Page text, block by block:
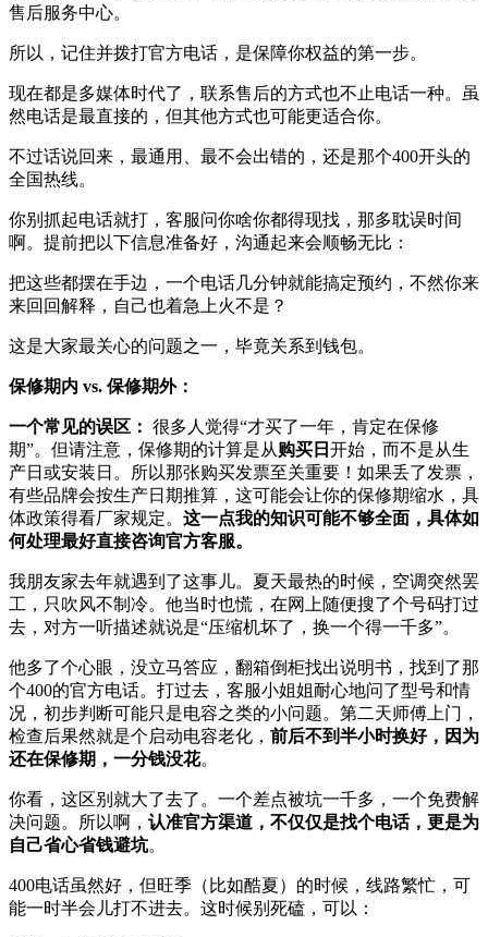
售后服务中心。
所以，记住并拨打官方电话，是保障你权益的第一步。
现在都是多媒体时代了，联系售后的方式也不止电话一种。虽
然电话是最直接的，但其他方式也可能更适合你。
不过话说回来，最通用、最不会出错的，还是那个400开头的
全国热线。
你别抓起电话就打，客服问你啥你都得现找，那多耽误时间
啊。提前把以下信息准备好，沟通起来会顺畅无比：
把这些都摆在手边，一个电话几分钟就能搞定预约，不然你来
来回回解释，自己也着急上火不是？
这是大家最关心的问题之一，毕竟关系到钱包。
保修期内 vs. 保修期外：
一个常见的误区： 很多人觉得“才买了一年，肯定在保修
期”。但请注意，保修期的计算是从购买日 开始，而不是从生
产日或安装日。所以那张购买发票至关重要！如果丢了发票，
有些品牌会按生产日期推算，这可能会让你的保修期缩水，具
体政策得看厂家规定。 这一点我的知识可能不够全面，具体如
何处理最好直接咨询官方客服。
我朋友家去年就遇到了这事儿。夏天最热的时候，空调突然罢
工，只吹风不制冷。他当时也慌，在网上随便搜了个号码打过
去，对方一听描述就说是“压缩机坏了，换一个得一千多”。
他多了个心眼，没立马答应，翻箱倒柜找出说明书，找到了那
个400的官方电话。打过去，客服小姐姐耐心地问了型号和情
况，初步判断可能只是电容之类的小问题。第二天师傅上门，
检查后果然就是个启动电容老化， 前后不到半小时换好，因为
还在保修期，一分钱没花。
你看，这区别就大了去了。一个差点被坑一千多，一个免费解
决问题。所以啊， 认准官方渠道，不仅仅是找个电话，更是为
自己省心省钱避坑。
400电话虽然好，但旺季（比如酷夏）的时候，线路繁忙，可
能一时半会儿打不进去。这时候别死磕，可以：